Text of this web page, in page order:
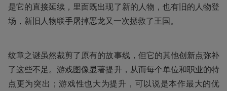
是它的直接延续，里面既出现了新的人物，也有旧的人物登
场，新旧人物联手屠掉恶龙又一次拯救了王国。
纹章之谜虽然裁剪了原有的故事线，但它的其他创新点弥补
了这些不足。游戏图像显著提升，从而每个单位和职业的特
点更为突出；游戏性也大为提升，可以说是本作最大的优